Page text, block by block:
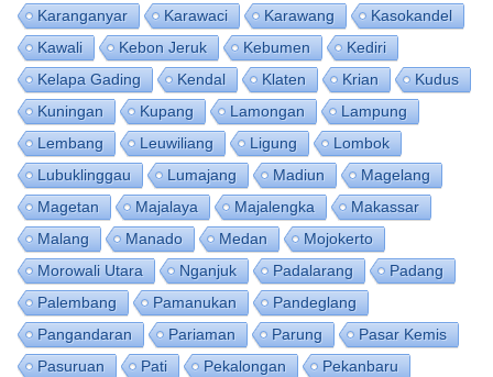
Karanganyar
Karawaci Karawang
Kasokandel
Kawali
Kebon Jeruk Kebumen
Kediri
Kelapa Gading
Kendal Klaten Krian
Kudus
Kuningan
Kupang Lamongan
Lampung
Lembang
Leuwiliang Ligung
Lombok
Lubuklinggau
Lumajang Madiun
Magelang
Magetan
Majalaya Majalengka
Makassar
Malang
Manado Medan
Mojokerto
Morowali Utara
Nganjuk Padalarang
Padang
Palembang
Pamanukan
Pandeglang
Pangandaran
Pariaman Parung
Pasar Kemis
Pasuruan
Pati Pekalongan
Pekanbaru